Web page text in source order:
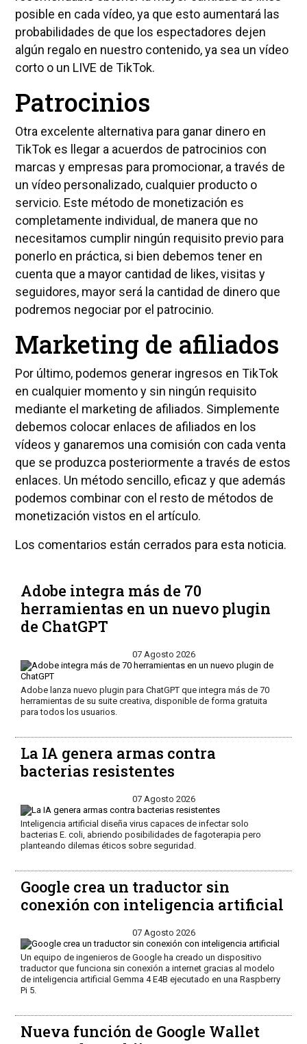
posible en cada vídeo, ya que esto aumentará las
probabilidades de que los espectadores dejen
algún regalo en nuestro contenido, ya sea un vídeo
corto o un LIVE de TikTok.
Patrocinios
Otra excelente alternativa para ganar dinero en
TikTok es llegar a acuerdos de patrocinios con
marcas y empresas para promocionar, a través de
un vídeo personalizado, cualquier producto o
servicio. Este método de monetización es
completamente individual, de manera que no
necesitamos cumplir ningún requisito previo para
ponerlo en práctica, si bien debemos tener en
cuenta que a mayor cantidad de likes, visitas y
seguidores, mayor será la cantidad de dinero que
podremos negociar por el patrocinio.
Marketing de afiliados
Por último, podemos generar ingresos en TikTok
en cualquier momento y sin ningún requisito
mediante el marketing de afiliados. Simplemente
debemos colocar enlaces de afiliados en los
vídeos y ganaremos una comisión con cada venta
que se produzca posteriormente a través de estos
enlaces. Un método sencillo, eficaz y que además
podemos combinar con el resto de métodos de
monetización vistos en el artículo.
Los comentarios están cerrados para esta noticia.
Adobe integra más de 70
herramientas en un nuevo plugin
de ChatGPT
07 Agosto 2026
Adobe lanza nuevo plugin para ChatGPT que integra más de 70
herramientas de su suite creativa, disponible de forma gratuita
para todos los usuarios.
La IA genera armas contra
bacterias resistentes
07 Agosto 2026
Inteligencia artificial diseña virus capaces de infectar solo
bacterias E. coli, abriendo posibilidades de fagoterapia pero
planteando dilemas éticos sobre seguridad.
Google crea un traductor sin
conexión con inteligencia artificial
07 Agosto 2026
Un equipo de ingenieros de Google ha creado un dispositivo
traductor que funciona sin conexión a internet gracias al modelo
de inteligencia artificial Gemma 4 E4B ejecutado en una Raspberry
Pi 5.
Nueva función de Google Wallet